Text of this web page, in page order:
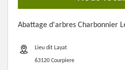
Abattage d'arbres Charbonnier
Lieu dit Layat
63120 Courpiere